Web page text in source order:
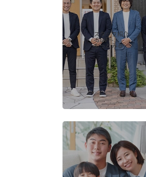
スタッフ紹介
-STAFF-
もっとみる